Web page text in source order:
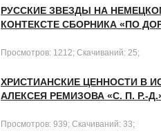
РУССКИЕ ЗВЕЗДЫ НА
КОНТЕКСТЕ СБОРНИКА «ПО
Просмотров: 1212; Скачиваний: 25;
ХРИСТИАНСКИЕ ЦЕННОСТИ В
АЛЕКСЕЯ РЕМИЗОВА «С. П. Р.-
Просмотров: 939; Скачиваний: 33;